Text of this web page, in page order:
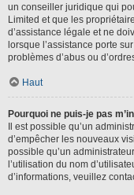
un conseiller juridique qui
Limited et que les
d’assistance légale et ne
lorsque l’assistance porte
problèmes d’abus ou
Haut
Pourquoi ne puis-je pas
Il est possible qu’un
d’empêcher les nouveaux
possible qu’un
l’utilisation du nom
d’informations, veuillez